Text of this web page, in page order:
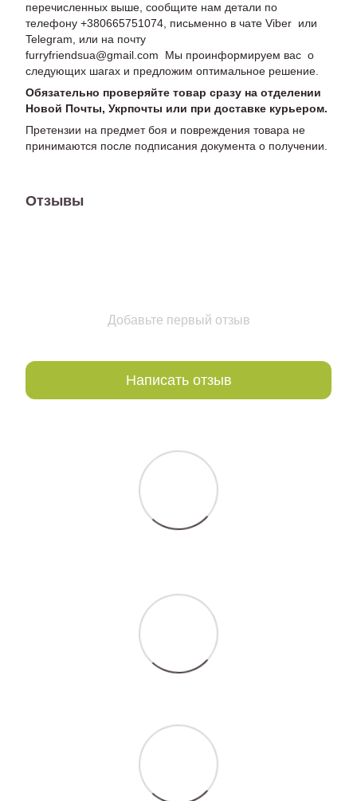
перечисленных выше, сообщите нам детали по
телефону +380665751074, письменно в чате Viber или
Telegram, или на почту
furryfriendsua@gmail.com Мы проинформируем вас о
следующих шагах и предложим оптимальное решение.
Обязательно проверяйте товар сразу на отделении
Новой Почты, Укрпочты или при доставке курьером.
Претензии на предмет боя и повреждения товара не
принимаются после подписания документа о получении.
Отзывы
Добавьте первый отзыв
Написать отзыв